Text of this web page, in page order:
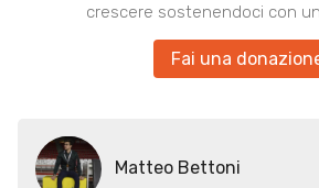
crescere sostenendoci con
Fai una
Matteo Bettoni